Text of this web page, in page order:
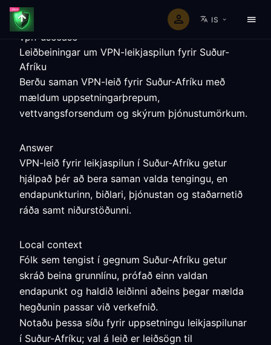
IS
vpn-usecase
Leiðbeiningar um VPN-leikjaspilun fyrir Suður-
Afríku
Berðu saman VPN-leið fyrir Suður-Afríku með
mældum uppsetningarþrepum,
vettvangsforsendum og skýrum þjónustumörkum.
Answer
VPN-leið fyrir leikjaspilun í Suður-Afríku getur
hjálpað þér að bera saman valda tengingu, en
endapunkturinn, biðlari, þjónustan og staðarnetið
ráða samt niðurstöðunni.
Local context
Fólk sem tengist í gegnum Suður-Afríku getur
skráð beina grunnlínu, prófað einn valdan
endapunkt og haldið leiðinni aðeins þegar mælda
hegðunin passar við verkefnið.
Notaðu þessa síðu fyrir uppsetningu leikjaspilunar
í Suður-Afríku; val á leið er leiðsögn til